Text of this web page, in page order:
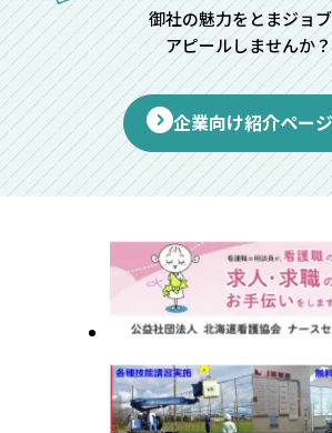
御社の魅力をとまジョ
アピールしませんか？
企業向け紹介ペー